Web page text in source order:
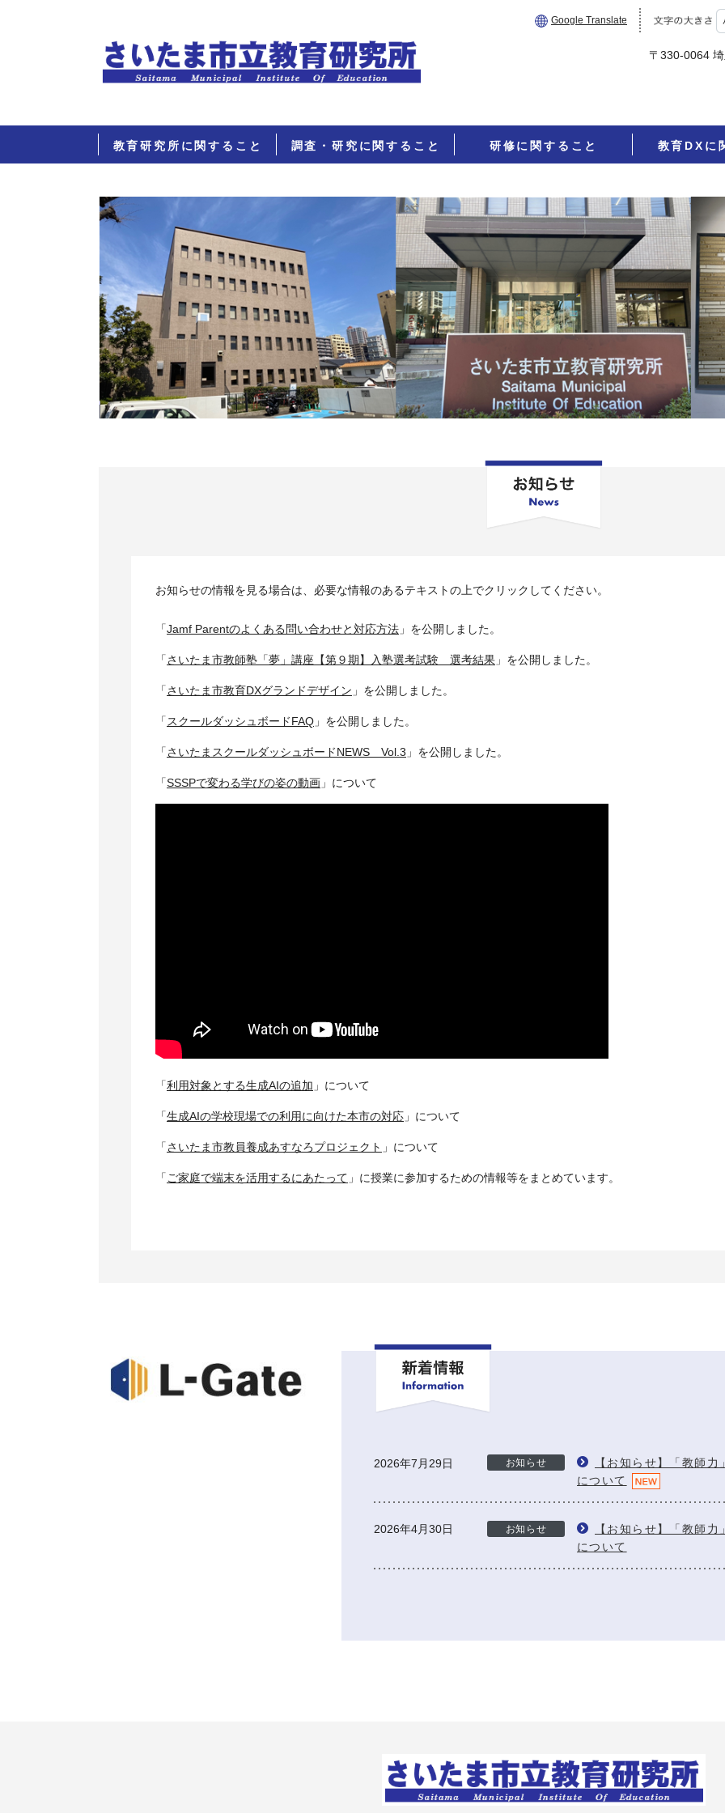
Google Translate
〒330-0064
教育研究所に関すること 調査・研究に関すること 研修に関すること 教育DXに
お知らせの情報を見る場合は、必要な情報のあるテキストの上でクリックしてください。
「Jamf Parentのよくある問い合わせと対応方法 」を公開しました。
「さいたま市教師塾「夢」講座【第９期】入塾選考試験 選考結果 」を公開しました。
「さいたま市教育DXグランドデザイン 」を公開しました。
「 スクールダッシュボードFAQ 」を公開しました。
「さいたまスクールダッシュボードNEWS Vol.3 」を公開しました。
「SSSPで変わる学びの姿の動画 」について
「利用対象とする生成AIの追加 」について
「生成AIの学校現場での利用に向けた本市の対応 」について
「さいたま市教員養成あすなろプロジェクト 」について
「 ご家庭で端末を活用するにあたって 」に授業に参加するための情報等をまとめています。
2026年7月29日 お知らせ
【お知らせ】「教師
について
2026年4月30日 お知らせ
【お知らせ】「教師
について